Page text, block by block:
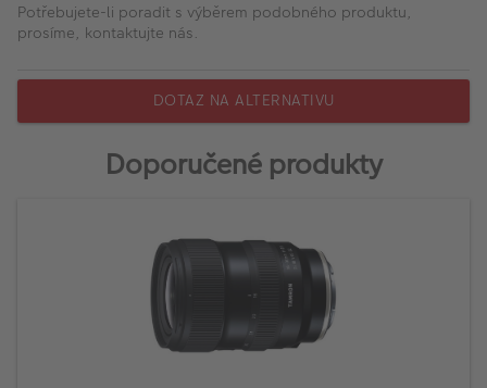
Potřebujete-li poradit s výběrem podobného produktu,
prosíme, kontaktujte nás.
DOTAZ NA ALTERNATIVU
Doporučené produkty